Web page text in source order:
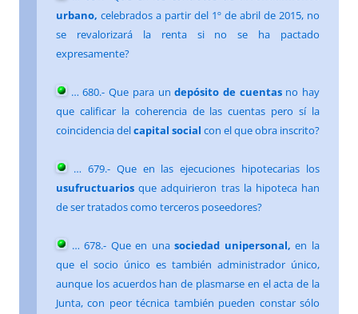
urbano, celebrados a partir del 1º de abril de 2015, no
se revalorizará la renta si no se ha pactado
expresamente?
…680.- Que para undepósito de cuentasno hay
que calificar la coherencia de las cuentas pero sí la
coincidencia delcapital social con el que obra inscrito?
… 679.- Que en las ejecuciones hipotecarias los
usufructuarios que adquirieron tras la hipoteca han
de ser tratados como terceros poseedores?
…678.- Que en unasociedad unipersonal, en la
que el socio único es también administrador único,
aunque los acuerdos han de plasmarse en el acta de la
Junta, con peor técnica también pueden constar sólo